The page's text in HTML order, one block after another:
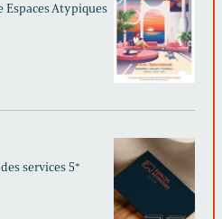
Espaces Atypiques
services 5*